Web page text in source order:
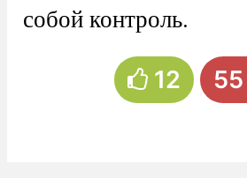
собой контроль.
12 55